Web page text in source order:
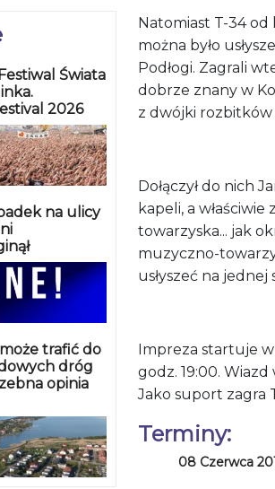
Świata
2026
na ulicy
trafić do
dróg
opinia
Natomiast T-34
można było
Podłogi. Zagrali
dobrze znany w
z dwójki rozbitków
Dołączył do nich
kapeli, a
towarzyska... jak
muzyczno-
usłyszeć na jednej
Impreza startuje
godz. 19:00. Wiazd
Jako suport zagra
Terminy:
08 Czerwca